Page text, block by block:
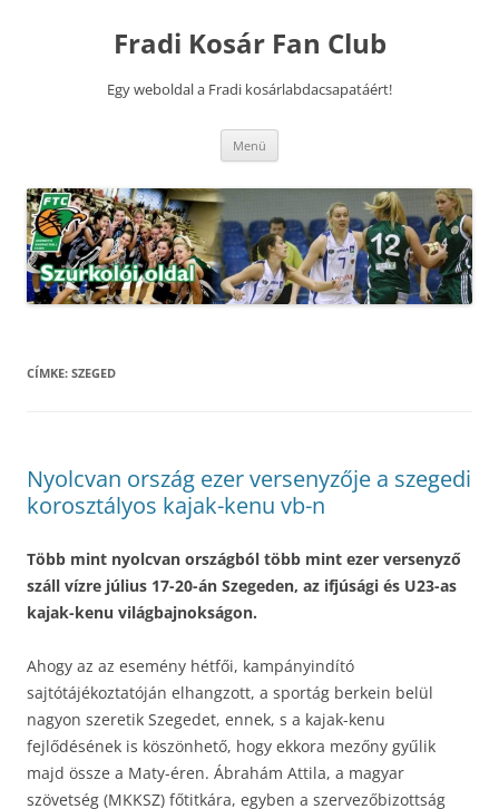
Fradi Kosár Fan Club
Egy weboldal a Fradi kosárlabdacsapatáért!
Menü
CÍMKE: SZEGED
Nyolcvan ország ezer versenyzője a szegedi
korosztályos kajak-kenu vb-n
Több mint nyolcvan országból több mint ezer versenyző
száll vízre július 17-20-án Szegeden, az ifjúsági és U23-as
kajak-kenu világbajnokságon.
Ahogy az az esemény hétfői, kampányindító
sajtótájékoztatóján elhangzott, a sportág berkein belül
nagyon szeretik Szegedet, ennek, s a kajak-kenu
fejlődésének is köszönhető, hogy ekkora mezőny gyűlik
majd össze a Maty-éren. Ábrahám Attila, a magyar
szövetség (MKKSZ) főtitkára, egyben a szervezőbizottság